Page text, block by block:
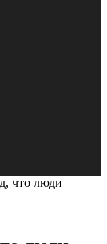
что люди